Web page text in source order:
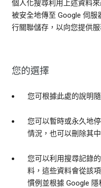
個人化搜尋利用上述資料
被安全地傳至 Google 伺
行關聯儲存，以向您提供服
您的選擇
您可根據此處的說明
您可以暫時或永久地
情況，也可以刪除其
您可以利用搜尋記錄
料，這些資料會從該
慣例並根據 Google